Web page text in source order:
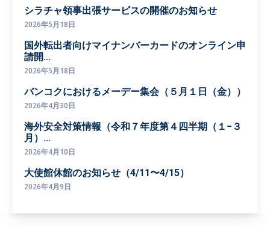
シラチャ領事出張サービスの開催のお知らせ
2026年5月18日
国外転出者向けマイナンバーカードのオンライン申
請開...
2026年5月18日
バンコクにおけるメーデー集会（５月１日（金））
2026年4月30日
海外安全対策情報（令和７年度第４四半期（１−３
月）...
2026年4月10日
大使館休館のお知らせ（4/11〜4/15）
2026年4月9日